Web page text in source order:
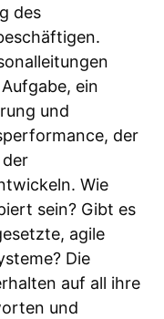
des
ein
und
der
Wie
sein? Gibt es
agile
Die
auf all ihre
und